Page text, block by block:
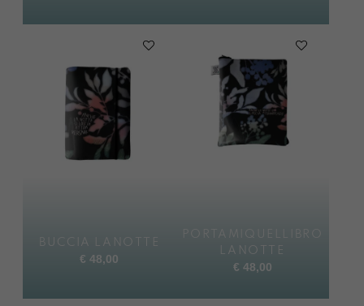
BUCCIA LANOTTE
€ 48,00
PORTAMIQUELLIBRO
LANOTTE
€ 48,00